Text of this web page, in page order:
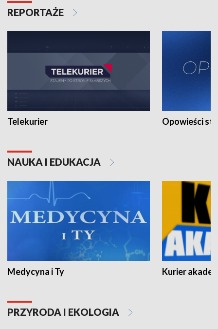
REPORTAŻE
Telekurier Opowieści
NAUKA I EDUKACJA
Medycyna i Ty Kurier
PRZYRODA I EKOLOGIA